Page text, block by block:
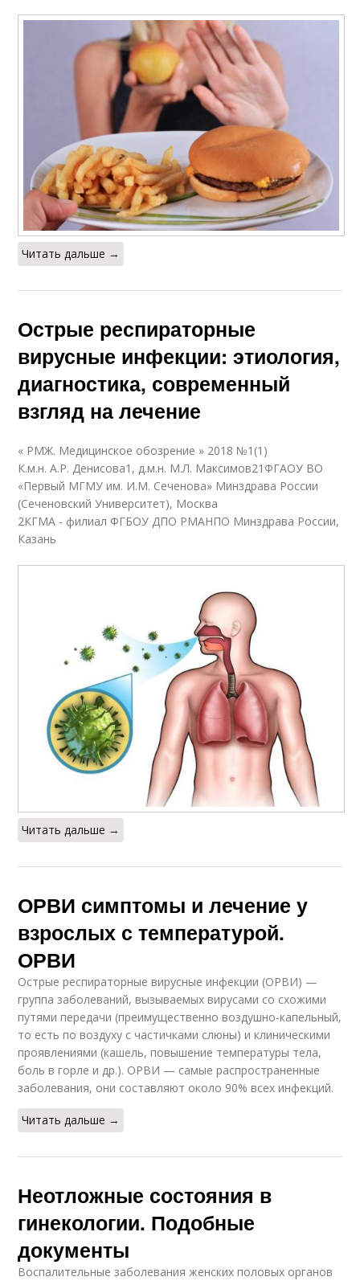
Читать дальше →
Острые респираторные
вирусные инфекции: этиология,
диагностика, современный
взгляд на лечение
« РМЖ. Медицинское обозрение » 2018 №1(1)
К.м.н. А.Р. Денисова1, д.м.н. М.Л. Максимов21ФГАОУ ВО
«Первый МГМУ им. И.М. Сеченова» Минздрава России
(Сеченовский Университет), Москва
2КГМА - филиал ФГБОУ ДПО РМАНПО Минздрава России,
Казань
Читать дальше →
ОРВИ симптомы и лечение у
взрослых с температурой.
ОРВИ
Острые респираторные вирусные инфекции (ОРВИ) —
группа заболеваний, вызываемых вирусами со схожими
путями передачи (преимущественно воздушно-капельный,
то есть по воздуху с частичками слюны) и клиническими
проявлениями (кашель, повышение температуры тела,
боль в горле и др.). ОРВИ — самые распространенные
заболевания, они составляют около 90% всех инфекций.
Читать дальше →
Неотложные состояния в
гинекологии. Подобные
документы
Воспалительные заболевания женских половых органов